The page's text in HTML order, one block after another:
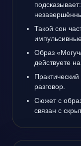
Такой сон
Образ
действуете
разговор.
Сюжет с
связан с